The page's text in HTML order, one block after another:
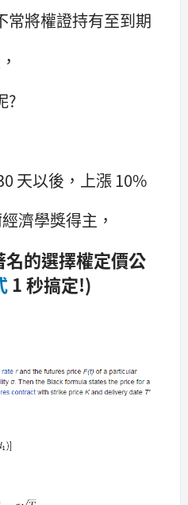
常將權證持有至到期
?
天以後，上漲 10%
濟學獎得主，
的選擇權定價公
1 秒搞定!)